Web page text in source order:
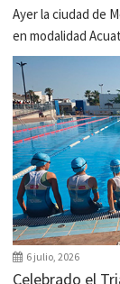
Ayer la ciudad de
en modalidad
6 julio, 2026
Celebrado el